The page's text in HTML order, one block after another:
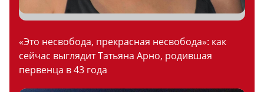
«Это несвобода, прекрасная несвобода»: как
сейчас выглядит Татьяна Арно, родившая
первенца в 43 года